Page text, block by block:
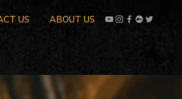
US ABOUT US